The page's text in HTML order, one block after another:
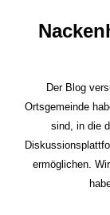
Der Blog
Ortsgemeinde
sind, in die
ermöglichen.